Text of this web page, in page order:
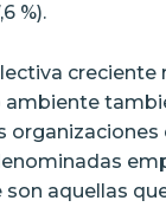
%).
creciente
organizaciones
aquellas